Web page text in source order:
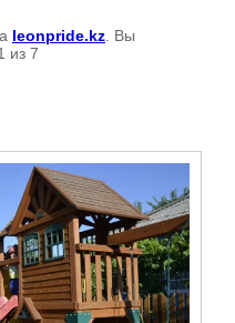
leonpride.kz . Вы
из 7